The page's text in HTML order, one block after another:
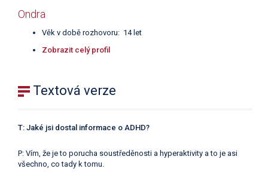
Ondra
Věk v době rozhovoru: 14 let
Zobrazit celý profil
Textová verze
T: Jaké jsi dostal informace o ADHD?
P: Vím, že je to porucha soustředěnosti a hyperaktivity a to je asi
všechno, co tady k tomu.